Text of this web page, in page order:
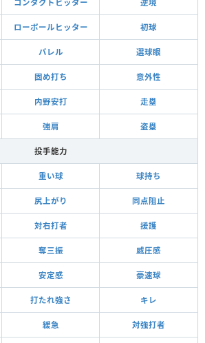
コンタクトヒッター 逆境
ローボールヒッター 初球
バレル 選球眼
固め打ち 意外性
内野安打 走塁
強肩 盗塁
投手能力
重い球 球持ち
尻上がり 同点阻止
対右打者 援護
奪三振 威圧感
安定感 豪速球
打たれ強さ キレ
緩急 対強打者